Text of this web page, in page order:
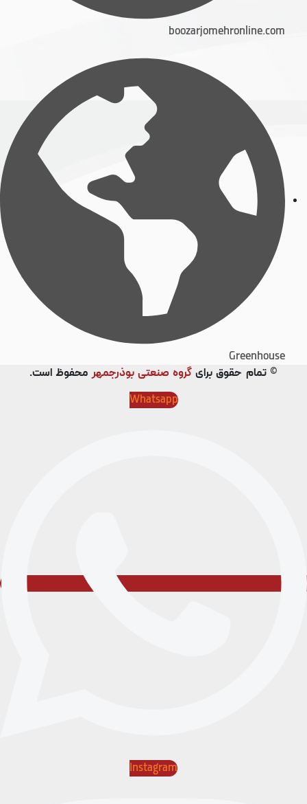
boozarjomehronline.com
Greenhouse
© تمام حقوق برایگروه صنعتی بوذرجمهرمحفوظ است.
Whatsapp
Instagram